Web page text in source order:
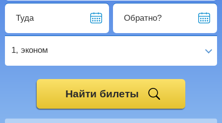
Туда Обратно?
1, эконом
Найти билеты